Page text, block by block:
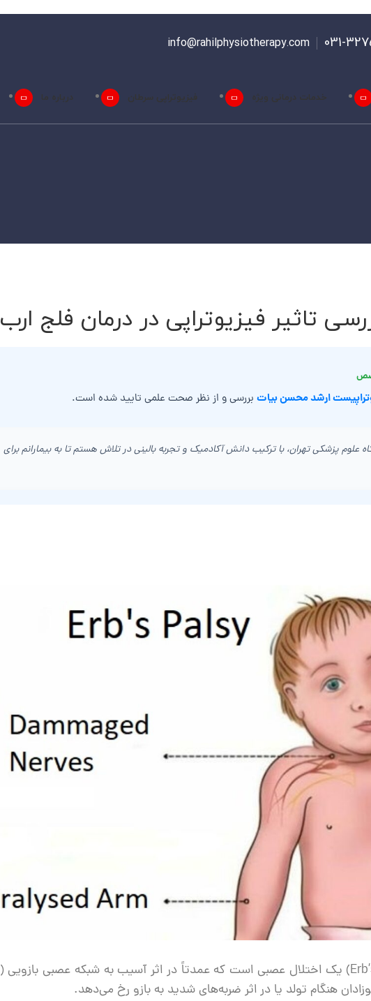
031-
info@rahilphysiotherapy.com
خدمات درمانی ویژه فیزیوتراپی سرطان درباره ما
تاثیر فیزیوتراپی در درمان فلج ارب
ارشد محسن بیات بررسی و از نظر صحت علمی تایید شده است.
پزشکی تهران، با ترکیب دانش آکادمیک و تجربه بالینی در تلاش هستم تا به بیمارانم برای